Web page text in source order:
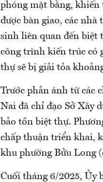
phóng mặt bằng,
được bàn giao, các
sinh liên quan đến biệt
công trình kiến trúc có
thự sẽ bị giải tỏa
Trước phản ánh từ các
Nai đã chỉ đạo Sở Xây
bảo tồn biệt thự.
chấp thuận triển khai,
khu phường Bửu Long
Cuối tháng 6/2025, Ủy